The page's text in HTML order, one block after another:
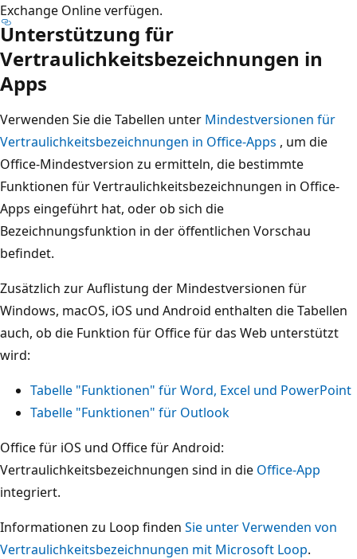
Exchange Online verfügen.
Unterstützung für
Vertraulichkeitsbezeichnungen in
Apps
Verwenden Sie die Tabellen unter Mindestversionen für
Vertraulichkeitsbezeichnungen in Office-Apps , um die
Office-Mindestversion zu ermitteln, die bestimmte
Funktionen für Vertraulichkeitsbezeichnungen in Office-
Apps eingeführt hat, oder ob sich die
Bezeichnungsfunktion in der öffentlichen Vorschau
befindet.
Zusätzlich zur Auflistung der Mindestversionen für
Windows, macOS, iOS und Android enthalten die Tabellen
auch, ob die Funktion für Office für das Web unterstützt
wird:
Tabelle "Funktionen" für Word, Excel und PowerPoint
Tabelle "Funktionen" für Outlook
Office für iOS und Office für Android:
Vertraulichkeitsbezeichnungen sind in die Office-App
integriert.
Informationen zu Loop finden Sie unter Verwenden von
Vertraulichkeitsbezeichnungen mit Microsoft Loop.